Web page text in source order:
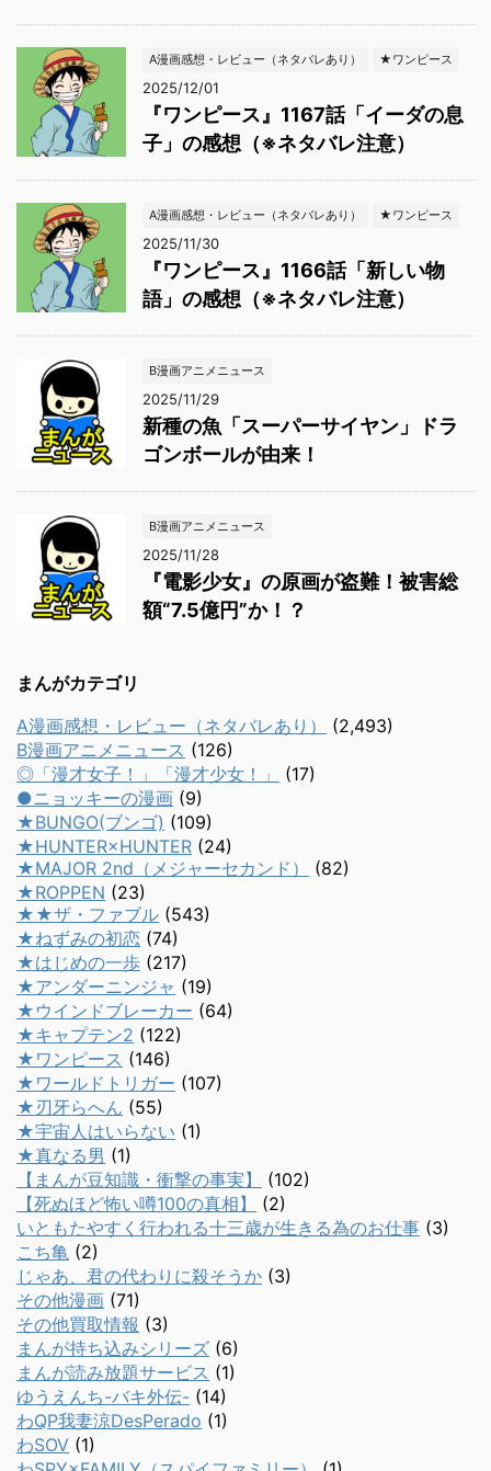
A漫画感想・レビュー（ネタバレあり） ★ワンピース
2025/12/01
『ワンピース』1167話「イーダの息
子」の感想（※ネタバレ注意）
A漫画感想・レビュー（ネタバレあり） ★ワンピース
2025/11/30
『ワンピース』1166話「新しい物
語」の感想（※ネタバレ注意）
B漫画アニメニュース
2025/11/29
新種の魚「スーパーサイヤン」ドラ
ゴンボールが由来！
B漫画アニメニュース
2025/11/28
『電影少女』の原画が盗難！被害総
額“7.5億円”か！？
まんがカテゴリ
A漫画感想・レビュー（ネタバレあり）
(2,493)
B漫画アニメニュース (126)
◎「漫才女子！」「漫才少女！」
(17)
●ニョッキーの漫画 (9)
★BUNGO(ブンゴ) (109)
★HUNTER×HUNTER (24)
★MAJOR 2nd（メジャーセカンド）
(82)
★ROPPEN (23)
★★ザ・ファブル (543)
★ねずみの初恋 (74)
★はじめの一歩 (217)
★アンダーニンジャ (19)
★ウインドブレーカー (64)
★キャプテン2 (122)
★ワンピース (146)
★ワールドトリガー (107)
★刃牙らへん (55)
★宇宙人はいらない (1)
★真なる男 (1)
【まんが豆知識・衝撃の事実】
(102)
【死ぬほど怖い噂100の真相】
(2)
いともたやすく行われる十三歳が生きる為のお仕事 (3)
こち亀 (2)
じゃあ、君の代わりに殺そうか (3)
その他漫画 (71)
その他買取情報 (3)
まんが持ち込みシリーズ (6)
まんが読み放題サービス (1)
ゆうえんち-バキ外伝- (14)
わQP我妻涼DesPerado (1)
わSOV (1)